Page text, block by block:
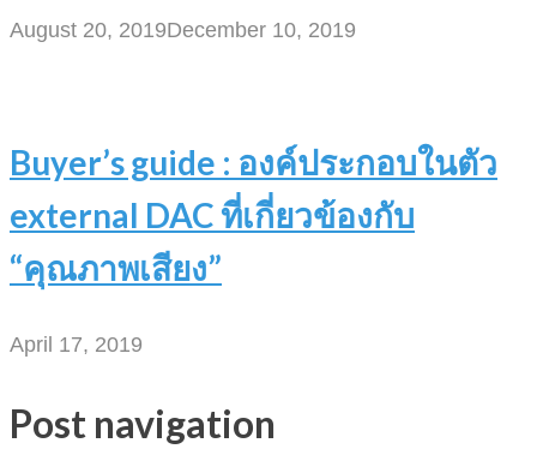
August 20, 2019December 10, 2019
Buyer’s guide : องค์ประกอบในตัว
external DAC ที่เกี่ยวข้องกับ
“คุณภาพเสียง”
April 17, 2019
Post navigation